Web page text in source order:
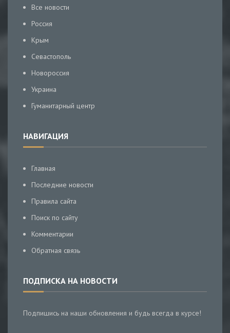
Все новости
Россия
Крым
Севастополь
Новороссия
Украина
Гуманитарный центр
НАВИГАЦИЯ
Главная
Последние новости
Правила сайта
Поиск по сайту
Комментарии
Обратная связь
ПОДПИСКА НА НОВОСТИ
Подпишись на наши обновления и будь всегда в курсе!